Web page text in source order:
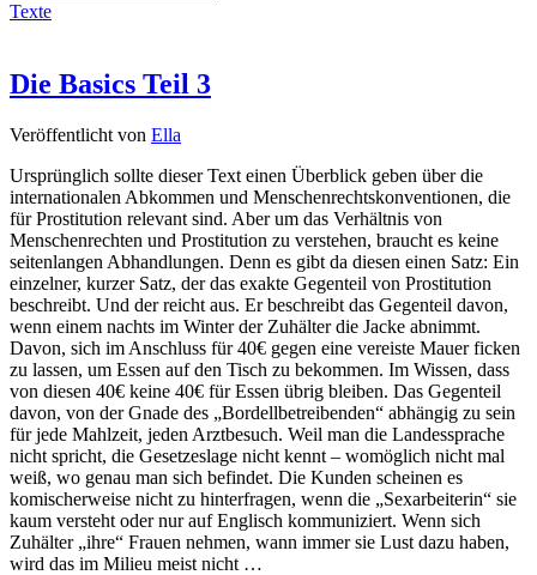
Texte
Die Basics Teil 3
Veröffentlicht von Ella
Ursprünglich sollte dieser Text einen Überblick geben über die
internationalen Abkommen und Menschenrechtskonventionen, die
für Prostitution relevant sind. Aber um das Verhältnis von
Menschenrechten und Prostitution zu verstehen, braucht es keine
seitenlangen Abhandlungen. Denn es gibt da diesen einen Satz: Ein
einzelner, kurzer Satz, der das exakte Gegenteil von Prostitution
beschreibt. Und der reicht aus. Er beschreibt das Gegenteil davon,
wenn einem nachts im Winter der Zuhälter die Jacke abnimmt.
Davon, sich im Anschluss für 40€ gegen eine vereiste Mauer ficken
zu lassen, um Essen auf den Tisch zu bekommen. Im Wissen, dass
von diesen 40€ keine 40€ für Essen übrig bleiben. Das Gegenteil
davon, von der Gnade des „Bordellbetreibenden“ abhängig zu sein
für jede Mahlzeit, jeden Arztbesuch. Weil man die Landessprache
nicht spricht, die Gesetzeslage nicht kennt – womöglich nicht mal
weiß, wo genau man sich befindet. Die Kunden scheinen es
komischerweise nicht zu hinterfragen, wenn die „Sexarbeiterin“ sie
kaum versteht oder nur auf Englisch kommuniziert. Wenn sich
Zuhälter „ihre“ Frauen nehmen, wann immer sie Lust dazu haben,
wird das im Milieu meist nicht …